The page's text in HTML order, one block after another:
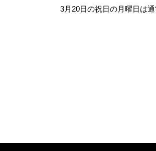
3月20日の祝日の月曜日は